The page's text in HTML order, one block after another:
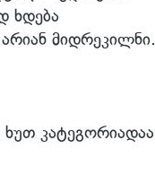
ხდება
მიდრეკილნი.
კატეგორიადაა